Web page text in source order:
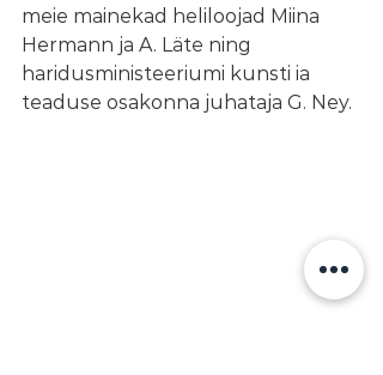
meie mainekad heliloojad Miina
Hermann ja A. Läte ning
haridusministeeriumi kunsti ia
teaduse osakonna juhataja G. Ney.